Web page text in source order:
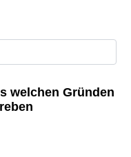
welchen Gründen